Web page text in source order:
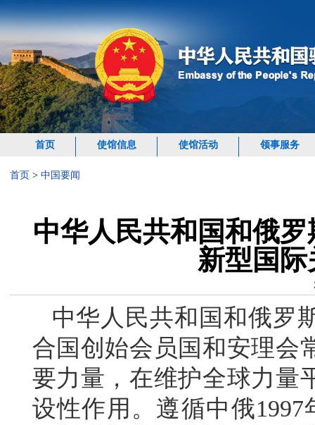
首页 使馆信息 使馆活动 领事服务
首页 > 中国要闻
中华人民共和国和俄
新型国
中华人民共和国和俄罗
合国创始会员国和安理会
要力量，在维护全球力量
设性作用。遵循中俄